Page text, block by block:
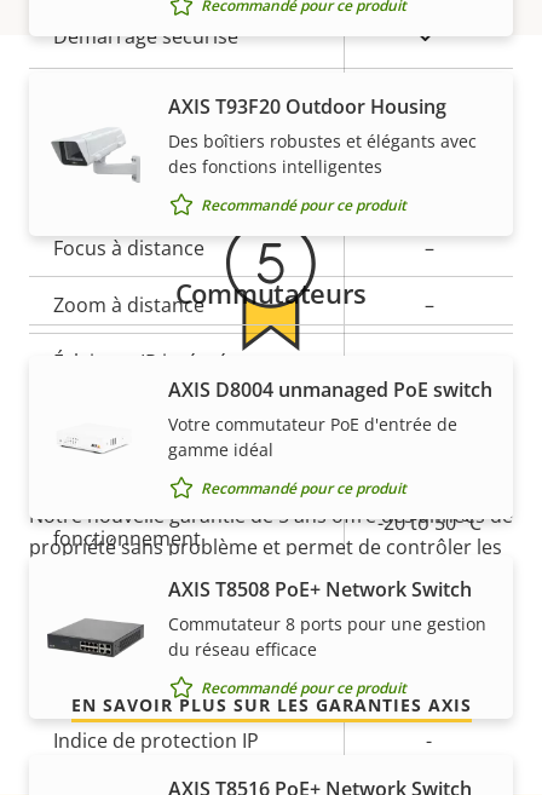
propriété
propriété
Démarrage sécurisé Oui
Secure keystore -
Général
Description
de la
propriété
Valeur de
la
propriété
Focus à distance –
Zoom à distance –
Éclairage IR intégré
Stockage local (fente pour
carte mémoire)
Oui
Température de
fonctionnement
-20 to 50 °C
Utilisable en extérieur –
Indice de protection contre
le vandalisme
Indice de protection IP -
Recommandé pour ce produit
AXIS T93F20 Outdoor Housing
Des boîtiers robustes et élégants avec
des fonctions intelligentes
Recommandé pour ce produit
Commutateurs
AXIS ​D8004 unmanaged PoE switch
Votre commutateur PoE d'entrée de
gamme idéal
Recommandé pour ce produit
AXIS T8508 PoE+ Network Switch
Commutateur 8 ports pour une gestion
du réseau efficace
Recommandé pour ce produit
AXIS T8516 PoE+ Network Switch
Garantie
5 ans de garantie pour plus
de tranquillité d'esprit
Notre nouvelle garantie de 5 ans offre des années de
propriété sans problème et permet de contrôler les
coûts. En outre, rien n'est caché dans les petits
promettons.
EN SAVOIR PLUS SUR LES GARANTIES AXIS